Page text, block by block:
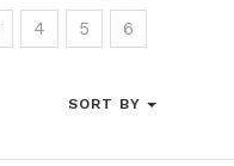
4 5 6
SORT BY